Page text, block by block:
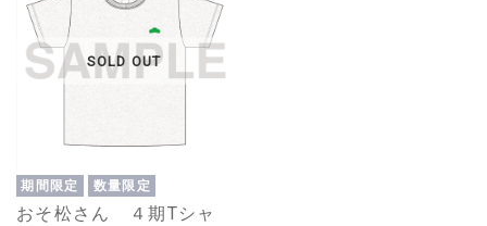
SOLD OUT
期間限定 数量限定
おそ松さん ４期Tシャ